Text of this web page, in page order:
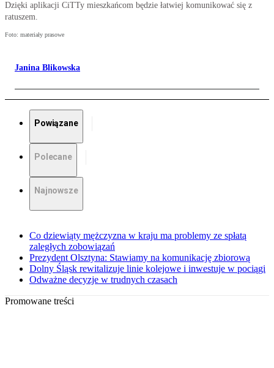
Dzięki aplikacji CiTTy mieszkańcom będzie łatwiej komunikować się z
ratuszem.
Foto: materiały prasowe
Janina Blikowska
Powiązane
Polecane
Najnowsze
Co dziewiąty mężczyzna w kraju ma problemy ze spłatą
zaległych zobowiązań
Prezydent Olsztyna: Stawiamy na komunikację zbiorową
Dolny Śląsk rewitalizuje linie kolejowe i inwestuje w pociągi
Odważne decyzje w trudnych czasach
Promowane treści